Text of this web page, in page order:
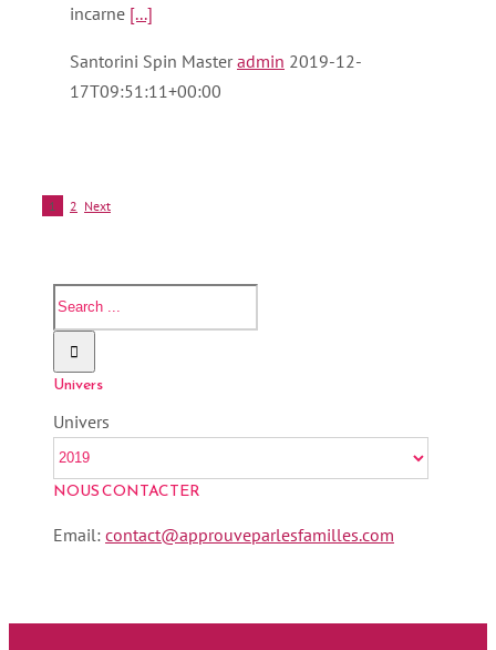
incarne [...]
Santorini Spin Masteradmin 2019-12-
17T09:51:11+00:00
1 2 Next
Univers
Univers
NOUS CONTACTER
Email: contact@approuveparlesfamilles.com